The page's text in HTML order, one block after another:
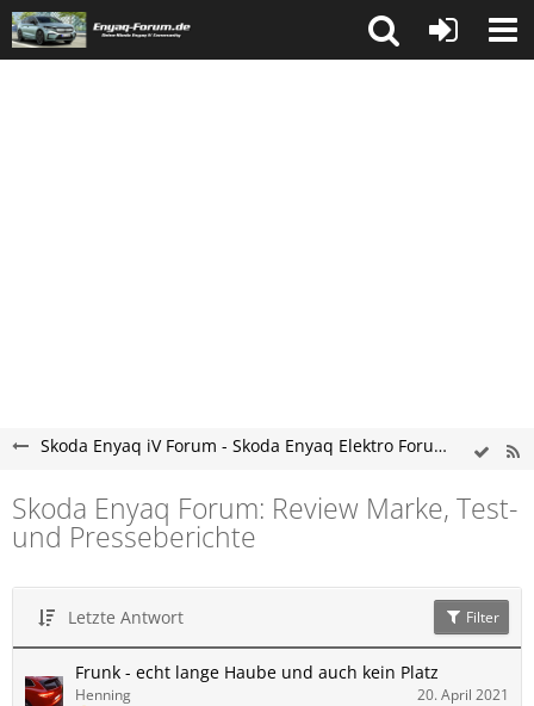
Skoda Enyaq iV Forum - Skoda Enyaq Elektro Forum
Skoda Enyaq Forum: Review Marke, Test-
und Presseberichte
Letzte Antwort Filter
Frunk - echt lange Haube und auch kein Platz
Henning 20. April 2021